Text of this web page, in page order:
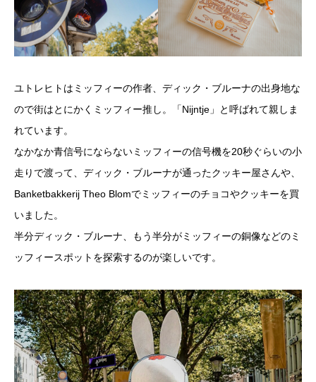
ユトレヒトはミッフィーの作者、ディック・ブルーナの出身地な
ので街はとにかくミッフィー推し。「Nijntje」と呼ばれて親しま
れています。
なかなか青信号にならないミッフィーの信号機を20秒ぐらいの小
走りで渡って、ディック・ブルーナが通ったクッキー屋さんや、
Banketbakkerij Theo Blomでミッフィーのチョコやクッキーを買
いました。
半分ディック・ブルーナ、もう半分がミッフィーの銅像などのミ
ッフィースポットを探索するのが楽しいです。